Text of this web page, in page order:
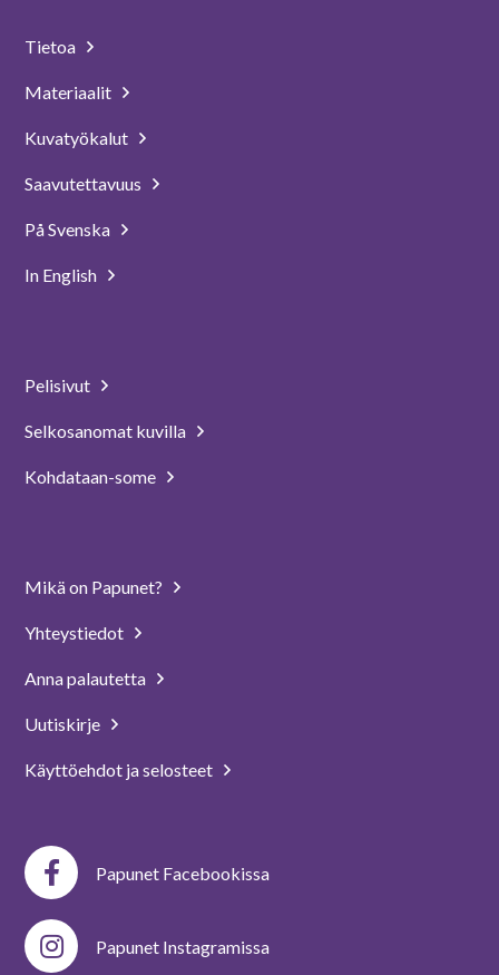
Tietoa
Materiaalit
Kuvatyökalut
Saavutettavuus
På Svenska
In English
Pelisivut
Selkosanomat kuvilla
Kohdataan-some
Mikä on Papunet?
Yhteystiedot
Anna palautetta
Uutiskirje
Käyttöehdot ja selosteet
Papunet Facebookissa
Papunet Instagramissa